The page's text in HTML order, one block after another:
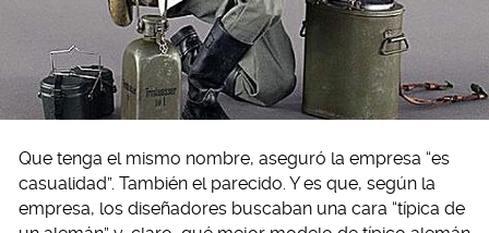
Que tenga el mismo nombre, aseguró la empresa “es
casualidad”. También el parecido. Y es que, según la
empresa, los diseñadores buscaban una cara “típica de